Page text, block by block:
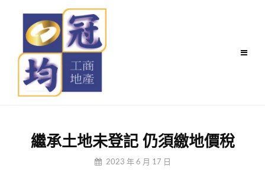
content
繼承土地未登記 仍須繳地價稅
By 2023 年 6 月 17 日